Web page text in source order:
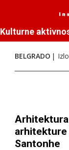
Kulturne
BELGRADO
Arhitektura
arhitekture
Santonhe